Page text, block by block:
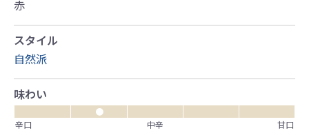
赤
スタイル
自然派
味わい
●
辛口
中辛 甘口